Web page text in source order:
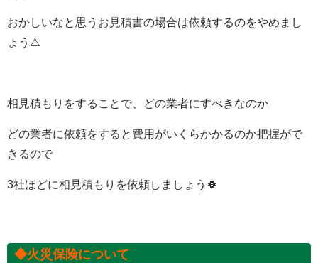
おかしいなと思うお見積書の場合は依頼するのをやめまし
ょう ⚠
相 見積もりをすることで、どの業者にすべきなのか
どの業者に依頼をすると費用がいくらかかるのか把握がで
きるので
3社ほどに相見積もりを依頼しましょう 🍀
◆火災保険について